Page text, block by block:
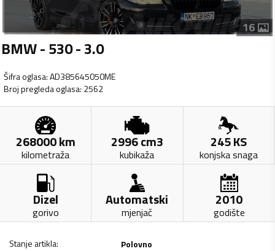
16
BMW - 530 - 3.0
Šifra oglasa:AD385645050ME
Broj pregleda oglasa: 2562
268000km
kilometraža
2996cm3
kubikaža
245KS
konjska snaga
Dizel
gorivo
Automatski
mjenjač
2010
godište
Stanje artikla:
Polovno